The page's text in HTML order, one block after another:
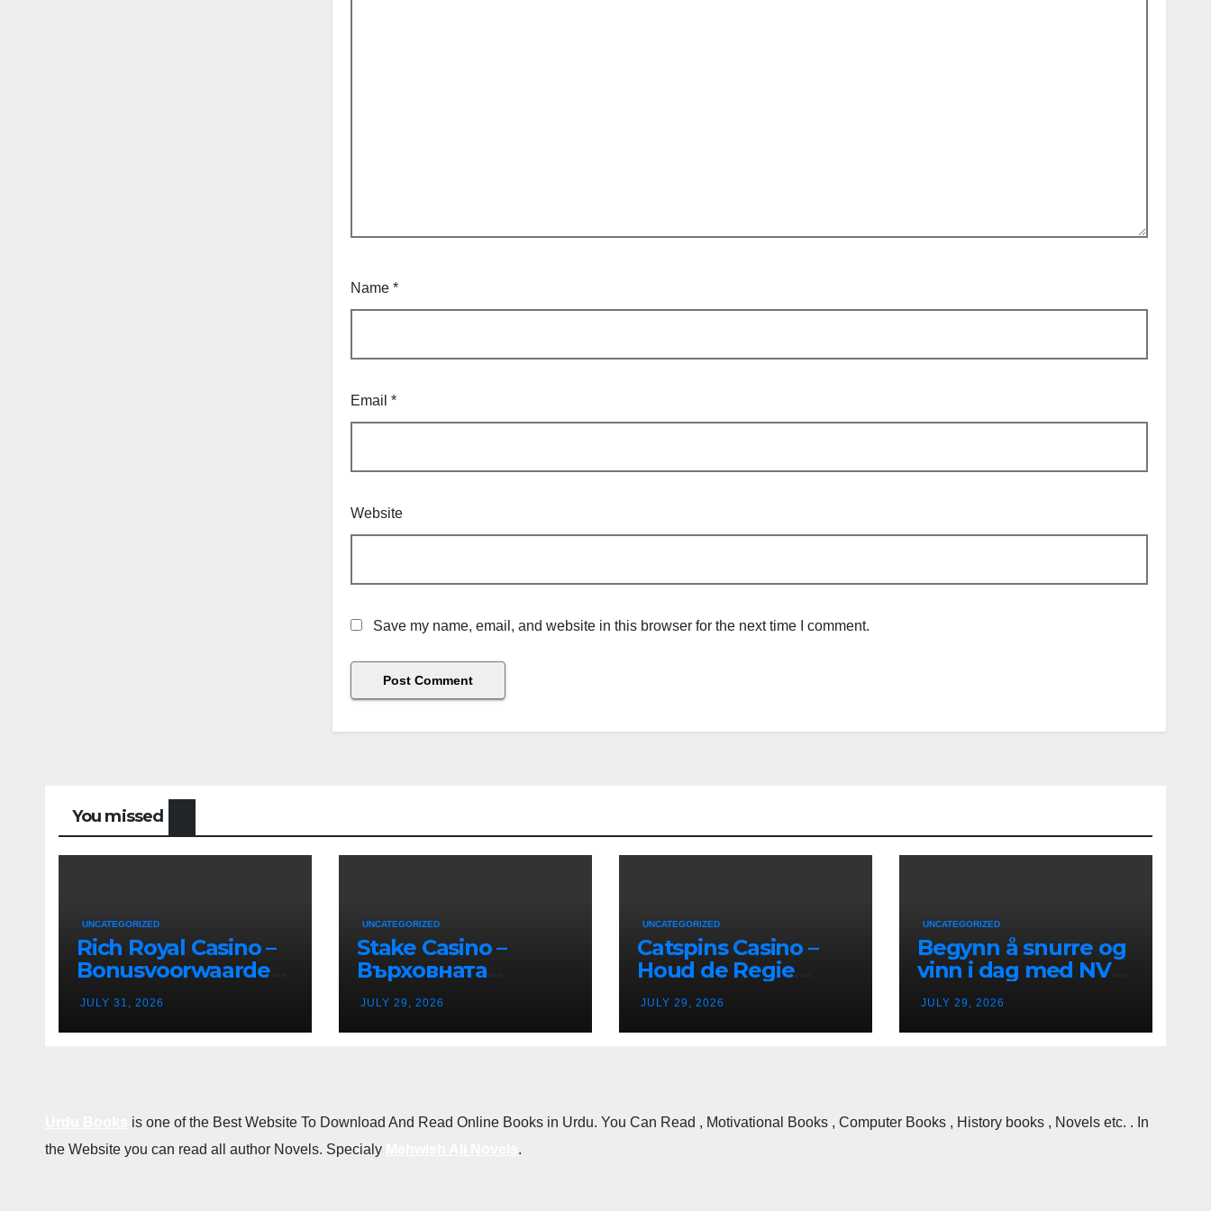
Name *
Email *
Website
Save my name, email, and website in this browser for the next time I comment.
You missed
UNCATEGORIZED
Rich Royal Casino –
Bonusvoorwaarden
en Bonusregels in
Nederland
JULY 31, 2026
UNCATEGORIZED
Stake Casino –
Върховната
Дестинация за
Казино Ентусиасти
в Република
JULY 29, 2026
UNCATEGORIZED
Catspins Casino –
Houd de Regie
Terwijl je van Elk
Moment Geniet
JULY 29, 2026
UNCATEGORIZED
Begynn å snurre og
vinn i dag med NV
Casino i Norge
JULY 29, 2026
is one of the Best Website To Download And Read Online Books in Urdu. You Can Read , Motivational Books , Computer Books , History books , Novels etc. . In
the Website you can read all author Novels. Specialy
.